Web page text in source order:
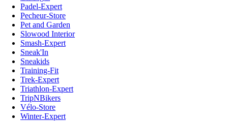
Padel-Expert
Pecheur-Store
Pet and Garden
Slowood Interior
Smash-Expert
Sneak'In
Sneakids
Training-Fit
Trek-Expert
Triathlon-Expert
TripNBikers
Vélo-Store
Winter-Expert